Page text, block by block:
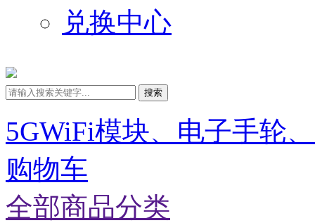
兑换中心
搜索
5GWiFi模块、电子手轮
购物车
全部商品分类